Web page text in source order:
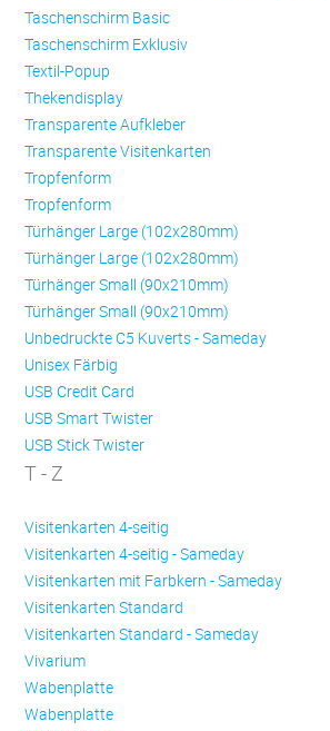
Taschenschirm Basic
Taschenschirm Exklusiv
Textil-Popup
Thekendisplay
Transparente Aufkleber
Transparente Visitenkarten
Trop­fen­form
Trop­fen­form
Türhänger Large (102x280mm)
Türhänger Large (102x280mm)
Türhänger Small (90x210mm)
Türhänger Small (90x210mm)
Unbedruckte C5 Kuverts - Sameday
Unisex Färbig
USB Credit Card
USB Smart Twister
USB Stick Twister
T - Z
Visitenkarten 4-seitig
Visitenkarten 4-seitig - Sameday
Visitenkarten mit Farbkern - Sameday
Visitenkarten Standard
Visitenkarten Standard - Sameday
Vivarium
Wabenplatte
Wabenplatte